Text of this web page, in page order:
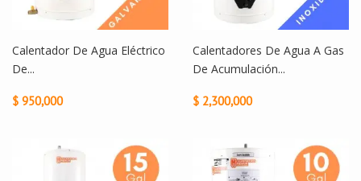
Calentador De Agua Eléctrico
De...
$ 950,000
Calentadores De Agua A Gas
De Acumulación...
$ 2,300,000